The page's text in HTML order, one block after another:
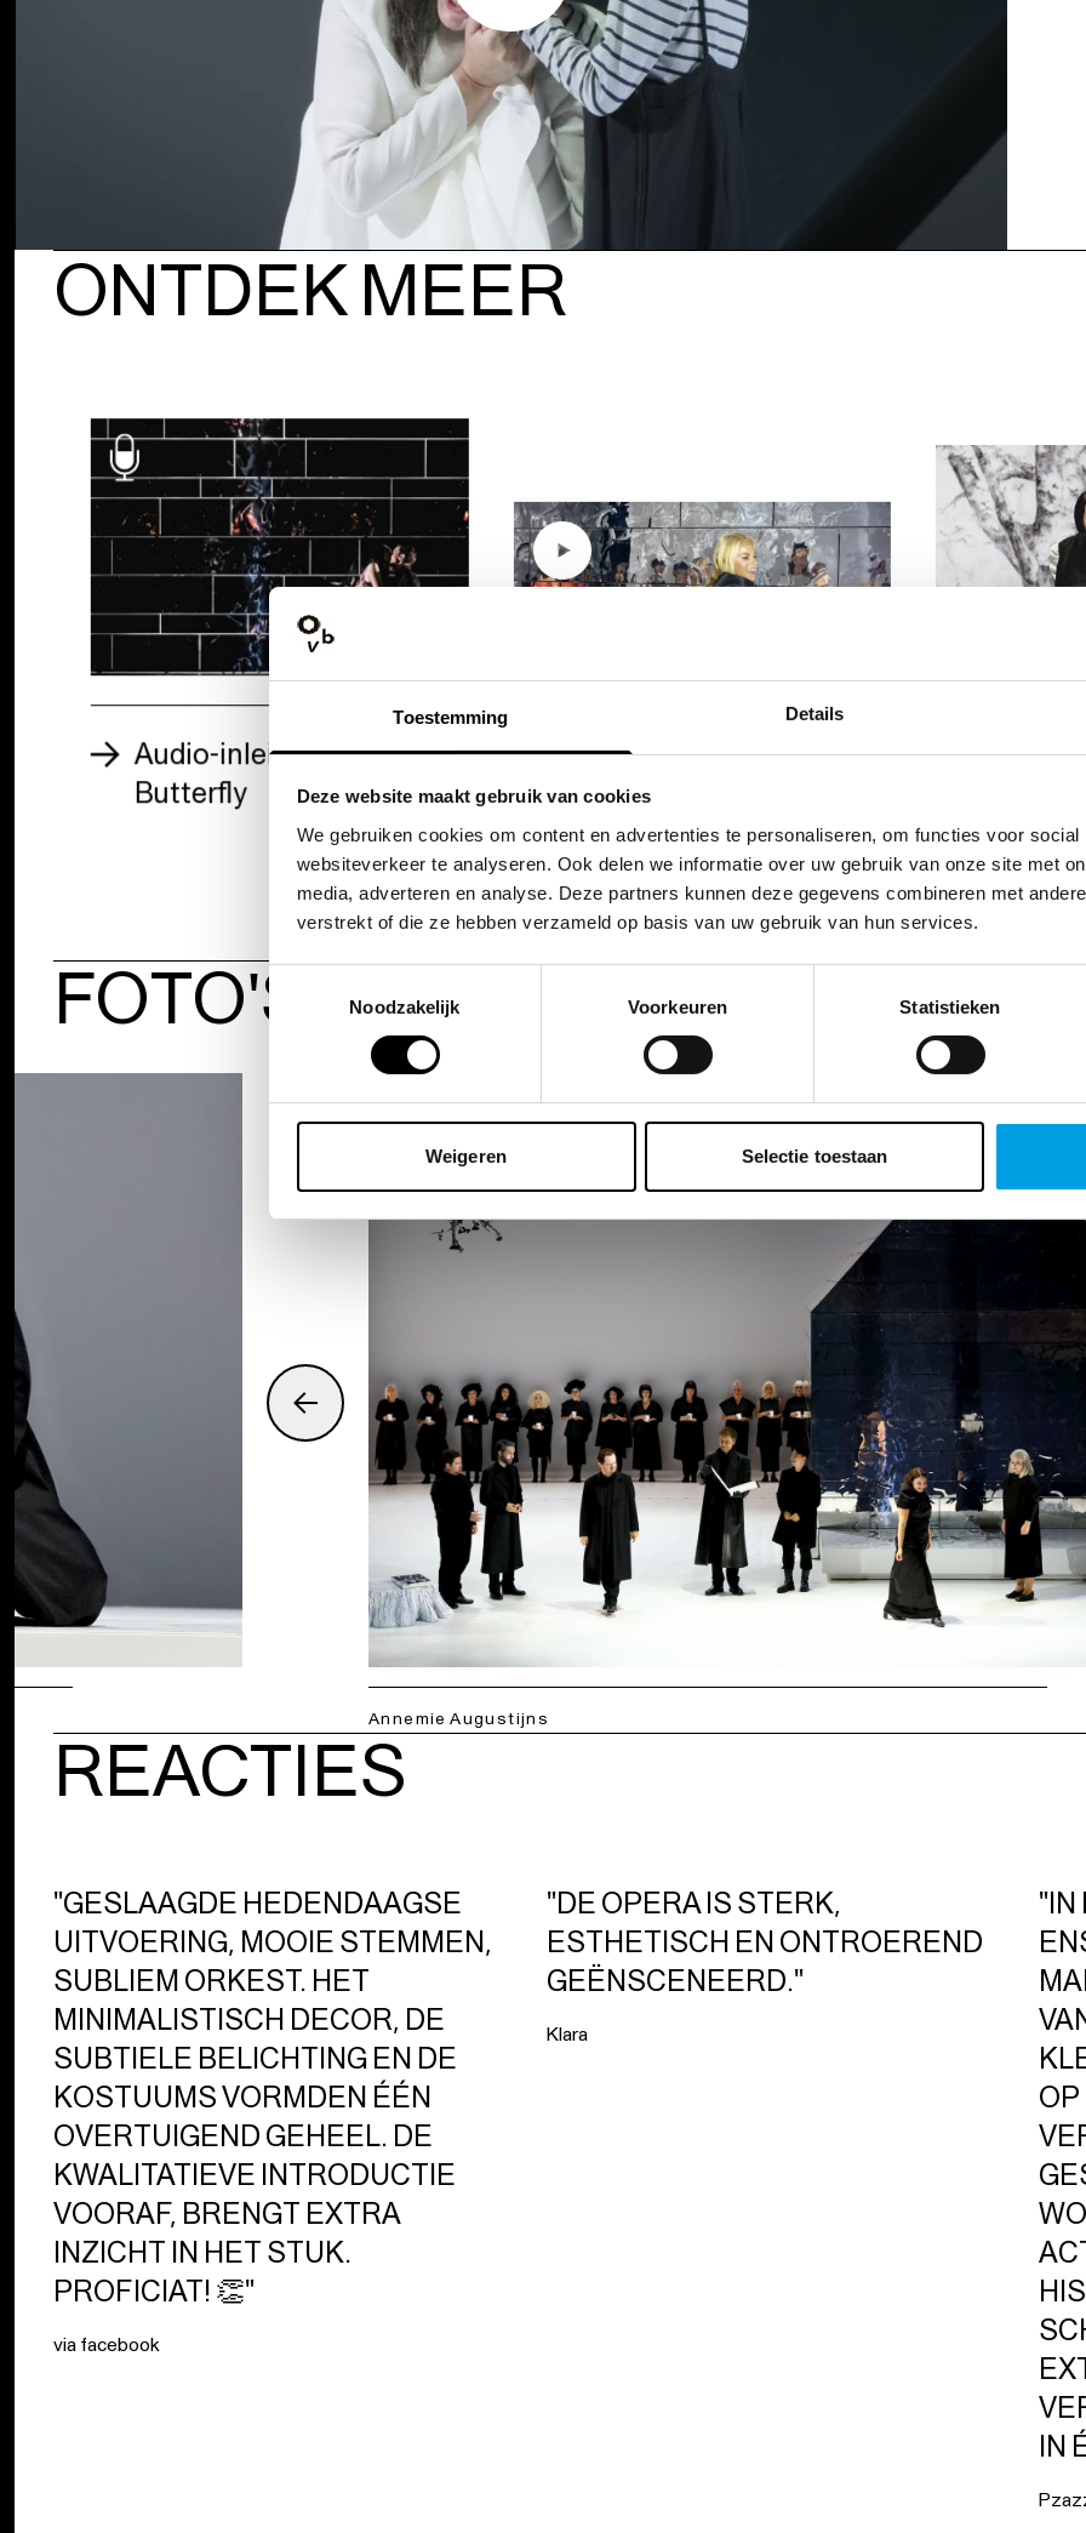
Toestemming Details
Deze website maakt gebruik van cookies
We gebruiken cookies om content en advertenties te personaliseren, om functies voor social
websiteverkeer te analyseren. Ook delen we informatie over uw gebruik van onze site met
media, adverteren en analyse. Deze partners kunnen deze gegevens combineren met
verstrekt of die ze hebben verzameld op basis van uw gebruik van hun services.
Toestemmingsselectie
Noodzakelijk
Voorkeuren Statistieken
Weigeren Selectie toestaan
ONTDEK MEER
Audio-inleiding Madama
Butterfly
Un bel dì, vedremo
zwart
FOTO'S
Annemie Augustijns
REACTIES
"GESLAAGDE HEDENDAAGSE
UITVOERING, MOOIE STEMMEN,
SUBLIEM ORKEST. HET
MINIMALISTISCH DECOR, DE
SUBTIELE BELICHTING EN DE
KOSTUUMS VORMDEN ÉÉN
OVERTUIGEND GEHEEL. DE
KWALITATIEVE INTRODUCTIE
VOORAF, BRENGT EXTRA
INZICHT IN HET STUK.
PROFICIAT! 👏"
via facebook
"DE OPERA IS STERK,
ESTHETISCH EN ONTROEREND
GEËNSCENEERD."
Klara
"IN
IN